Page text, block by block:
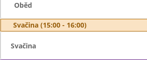
Oběd
Svačina (15:00 - 16:00)
Svačina